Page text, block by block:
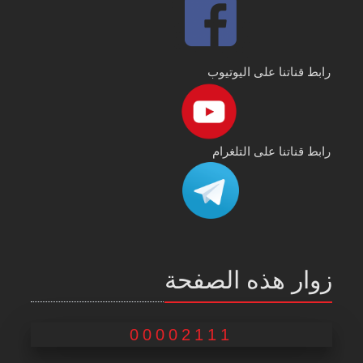
رابط قناتنا على اليوتيوب
رابط قناتنا على التلغرام
زوار هذه الصفحة
00002111